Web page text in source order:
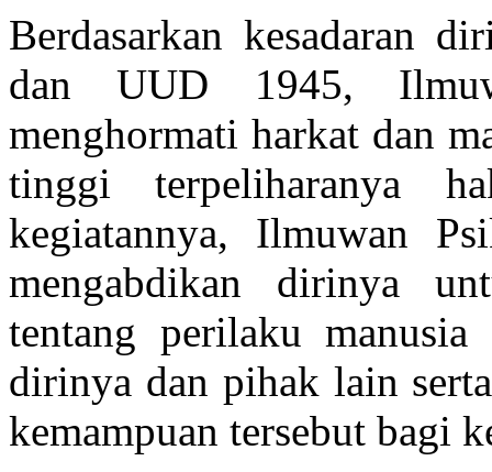
Berdasarkan kesadaran
dan UUD 1945,
menghormati harkat dan
tinggi terpeliharanya
kegiatannya, Ilmuwan
mengabdikan dirinya
tentang perilaku
dirinya dan pihak lain
kemampuan tersebut bagi